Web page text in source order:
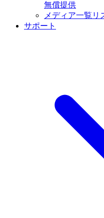
無償提供
メディア一覧リ
サポート